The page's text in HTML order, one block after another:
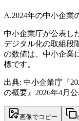
A.2024年の中小企業
中小企業庁が公表し
デジタル化の取組段
の数値は、中小企業
標です。
出典: 中小企業庁『
の概要』2026年4月
画像でコピー